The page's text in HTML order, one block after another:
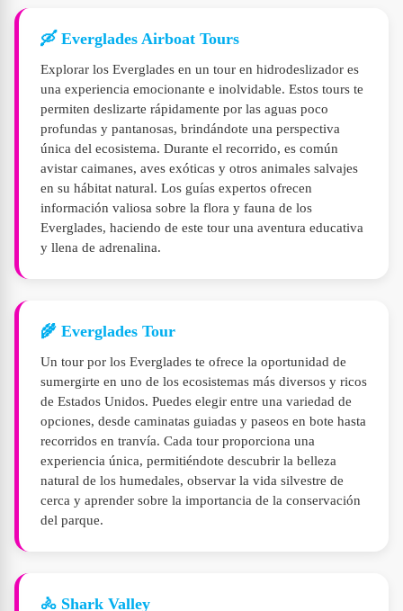
🛶 Everglades Airboat Tours
Explorar los Everglades en un tour en hidrodeslizador es
una experiencia emocionante e inolvidable. Estos tours te
permiten deslizarte rápidamente por las aguas poco
profundas y pantanosas, brindándote una perspectiva
única del ecosistema. Durante el recorrido, es común
avistar caimanes, aves exóticas y otros animales salvajes
en su hábitat natural. Los guías expertos ofrecen
información valiosa sobre la flora y fauna de los
Everglades, haciendo de este tour una aventura educativa
y llena de adrenalina.
🌾 Everglades Tour
Un tour por los Everglades te ofrece la oportunidad de
sumergirte en uno de los ecosistemas más diversos y ricos
de Estados Unidos. Puedes elegir entre una variedad de
opciones, desde caminatas guiadas y paseos en bote hasta
recorridos en tranvía. Cada tour proporciona una
experiencia única, permitiéndote descubrir la belleza
natural de los humedales, observar la vida silvestre de
cerca y aprender sobre la importancia de la conservación
del parque.
🚴 Shark Valley